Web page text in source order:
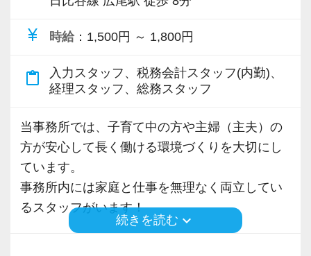
まだ入社１年目ですが、すでに法人20件・個人8
件を担当させてもらっています。
現在は、税理士を目指して勉強にも励んでいま
す。
はすぐ聞けるのがいいですね。
経験と知識をつけて、お客様から頼られる存
在、後輩の手本になるような存在になれるよう
に頑張っています。
会社の良いところは“温かさ”があります。
社会保険等の一般的な福利厚生の他に、各種手
税務能力検定等の資格検定に合格するともらえ
る「合格手当」、社員には入社3年（5万円）・5
年（10万円）を支給する「勤続手当」もありま
詳しくはこちら（リンク先：https://www.tokyo-
consulting.com/recruit/environment/benefits）
【成長のための5つのこだわりを大事にしていま
す】
仕事をする上では5つのこだわり「クイックレス
ただ緩いだけではなく、一人ひとりが責任を持
風通しがいい」組織を目指しています。
求めているのは、すでにAIを使いこなしている
人だけではありません。
クラウドやAIに興味を持ち、「まず使ってみよ
う」と思える方です。
「AIでも、日本一へ。」を、見る人ではなく、
一緒につくる人を募集しています。
currency_yen 時給 ：1,500円 ～ 1,800円
content_paste
入力スタッフ、税務会計スタッフ(内勤)、
経理スタッフ、総務スタッフ
当事務所では、子育て中の方や主婦（主夫）の
方が安心して長く働ける環境づくりを大切にし
ています。
事務所内には家庭と仕事を無理なく両立してい
るスタッフがいます！
続きを読む keyboard_arrow_down